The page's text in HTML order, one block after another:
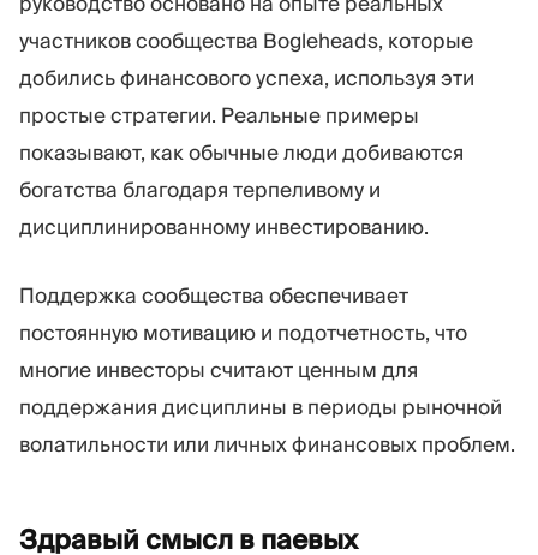
участников сообщества Bogleheads, которые
добились финансового успеха, используя эти
простые стратегии. Реальные примеры
показывают, как обычные люди добиваются
богатства благодаря терпеливому и
дисциплинированному инвестированию.
Поддержка сообщества обеспечивает
постоянную мотивацию и подотчетность, что
многие инвесторы считают ценным для
поддержания дисциплины в периоды рыночной
волатильности или личных финансовых проблем.
Здравый смысл в паевых